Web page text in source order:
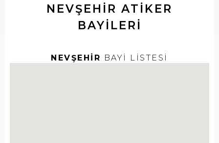
NEVŞEHIR ATIKER
BAYILERI
NEVŞEHİR BAYİ LİSTESİ